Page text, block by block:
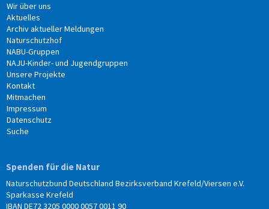
Wir über uns
Aktuelles
Archiv aktueller Meldungen
Naturschutzhof
NABU-Gruppen
NAJU-Kinder- und Jugendgruppen
Unsere Projekte
Kontakt
Mitmachen
Impressum
Datenschutz
Suche
Spenden für die Natur
Naturschutzbund Deutschland Bezirksverband Krefeld/Viersen e.V.
Sparkasse Krefeld
IBAN DE72 3205 0000 0057 0011 90